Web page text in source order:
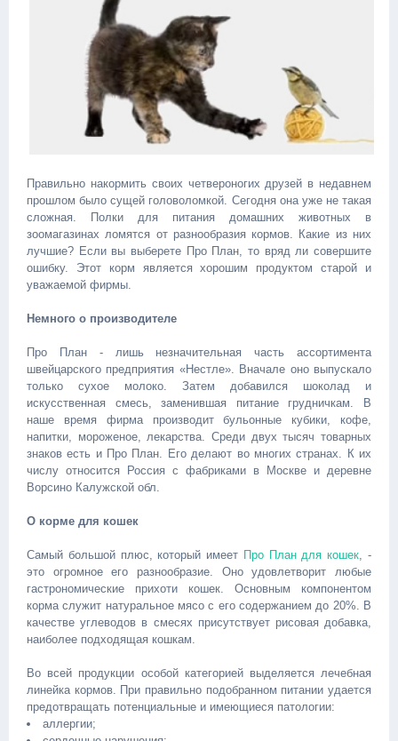
Правильно накормить своих четвероногих друзей в недавнем
прошлом было сущей головоломкой. Сегодня она уже не такая
сложная. Полки для питания домашних животных в
зоомагазинах ломятся от разнообразия кормов. Какие из них
лучшие? Если вы выберете Про План, то вряд ли совершите
ошибку. Этот корм является хорошим продуктом старой и
уважаемой фирмы.
Немного о производителе
Про План - лишь незначительная часть ассортимента
швейцарского предприятия «Нестле». Вначале оно выпускало
только сухое молоко. Затем добавился шоколад и
искусственная смесь, заменившая питание грудничкам. В
наше время фирма производит бульонные кубики, кофе,
напитки, мороженое, лекарства. Среди двух тысяч товарных
знаков есть и Про План. Его делают во многих странах. К их
числу относится Россия с фабриками в Москве и деревне
Ворсино Калужской обл.
О корме для кошек
Самый большой плюс, который имеет Про План для кошек , -
это огромное его разнообразие. Оно удовлетворит любые
гастрономические прихоти кошек. Основным компонентом
корма служит натуральное мясо с его содержанием до 20%. В
качестве углеводов в смесях присутствует рисовая добавка,
наиболее подходящая кошкам.
Во всей продукции особой категорией выделяется лечебная
линейка кормов. При правильно подобранном питании удается
предотвращать потенциальные и имеющиеся патологии:
аллергии;